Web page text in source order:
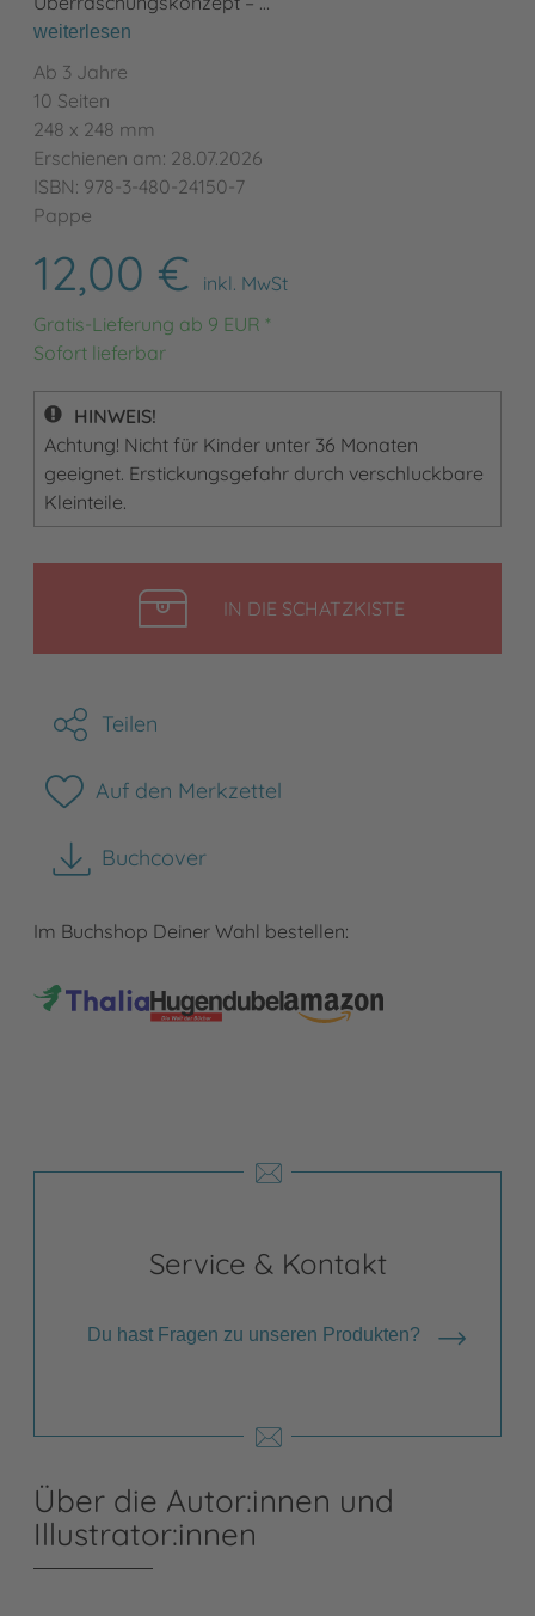
weiterlesen
Ab 3 Jahre
10 Seiten
248 x 248 mm
Erschienen am: 28.07.2026
ISBN: 978-3-480-24150-7
Pappe
12,00 €
inkl. MwSt
Gratis-Lieferung ab 9 EUR *
Sofort lieferbar
HINWEIS!
Achtung! Nicht für Kinder unter 36 Monaten
geeignet. Erstickungsgefahr durch verschluckbare
Kleinteile.
IN DIE SCHATZKISTELEGEN
Teilen
Auf den Merkzettel
Buchcover
herunterladen
Im Buchshop Deiner Wahl bestellen:
Service & Kontakt
Du hast Fragen zu unseren Produkten?
Über die Autor:innen und
Illustrator:innen